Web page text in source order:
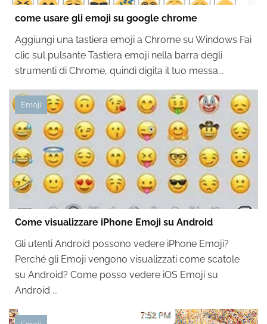
come usare gli emoji su google chrome
Aggiungi una tastiera emoji a Chrome su Windows Fai
clic sul pulsante Tastiera emoji nella barra degli
strumenti di Chrome, quindi digita il tuo messa...
Emoji
Come visualizzare iPhone Emoji su Android
Gli utenti Android possono vedere iPhone Emoji?
Perché gli Emoji vengono visualizzati come scatole
su Android? Come posso vedere iOS Emoji su
Android ...